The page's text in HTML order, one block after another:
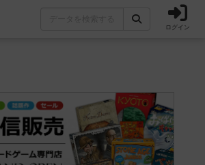
ログイン